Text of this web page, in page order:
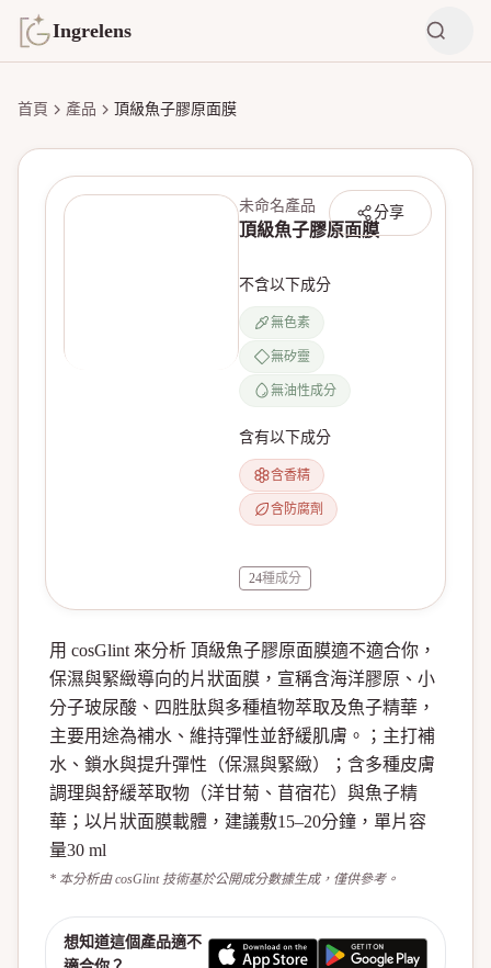
Ingrelens
首頁 產品 頂級魚子膠原面膜
分享
未命名產品
頂級魚子膠原面膜
不含以下成分
無色素
無矽靈
無油性成分
含有以下成分
含香精
含防腐劑
24種成分
用 cosGlint 來分析 頂級魚子膠原面膜適不適合你，
保濕與緊緻導向的片狀面膜，宣稱含海洋膠原、小
分子玻尿酸、四胜肽與多種植物萃取及魚子精華，
主要用途為補水、維持彈性並舒緩肌膚。；主打補
水、鎖水與提升彈性（保濕與緊緻）；含多種皮膚
調理與舒緩萃取物（洋甘菊、苜宿花）與魚子精
華；以片狀面膜載體，建議敷15–20分鐘，單片容
量30 ml
* 本分析由 cosGlint 技術基於公開成分數據生成，僅供參考。
想知道這個產品適不